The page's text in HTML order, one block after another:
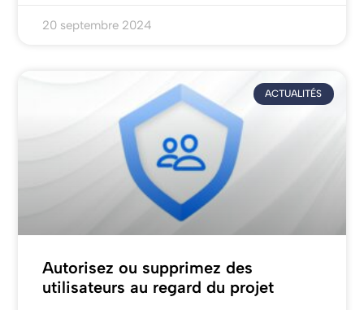
20 septembre 2024
ACTUALITÉS
Autorisez ou supprimez des
utilisateurs au regard du projet